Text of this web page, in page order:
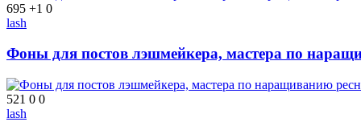
695 +1 0
lash
Фоны для постов лэшмейкера, мастера по
521 0 0
lash